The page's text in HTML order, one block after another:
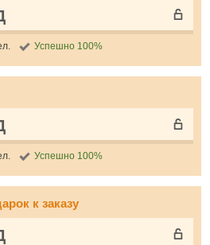
Успешно 100%
Успешно 100%
к заказу